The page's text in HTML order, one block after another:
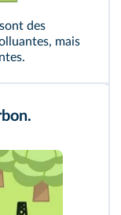
des
mais